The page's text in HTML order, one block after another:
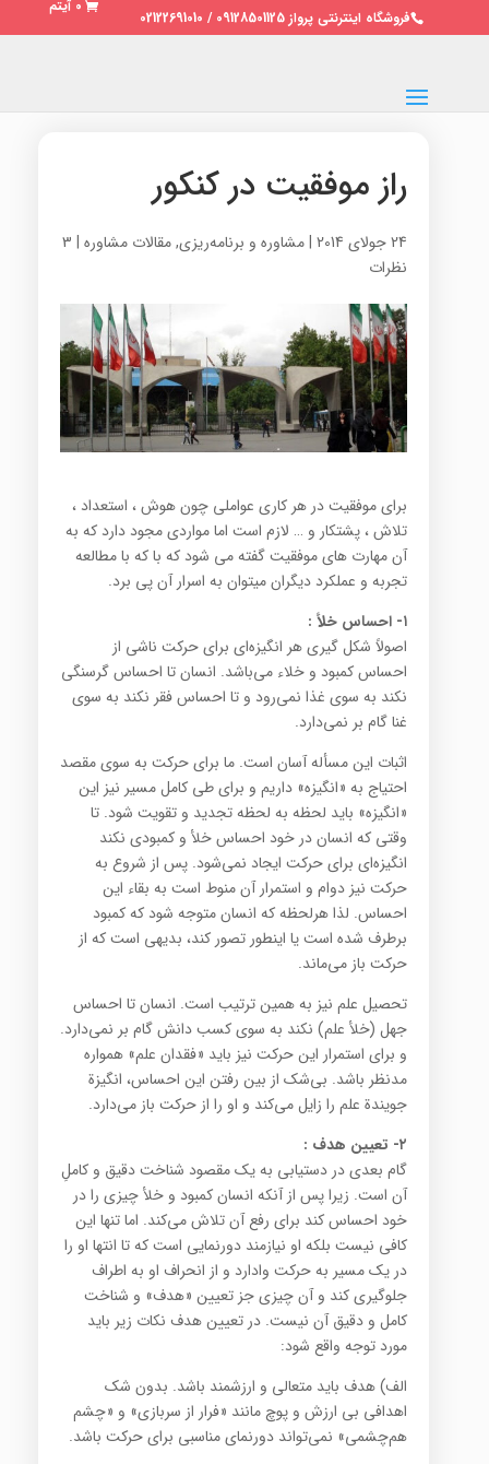
فروشگاه اینترنتی پرواز 09128501125 / 02122691010
0 آیتم
راز موفقیت در کنکور
24 جولای 2014 |مشاوره و برنامه‌ریزی,مقالات مشاوره|
3
نظرات
برای موفقیت در هر کاری عواملی چون هوش ، استعداد ،
تلاش ، پشتکار و … لازم است اما مواردی مجود دارد که به
آن مهارت های موفقیت گفته می شود که با که با مطالعه
تجربه و عملکرد دیگران میتوان به اسرار آن پی برد.
۱- احساس خلأ :
اصولاً شکل گیری هر انگیزه‌ای برای حرکت ناشی از
احساس کمبود و خلاء می‌باشد. انسان تا احساس گرسنگی
نکند به سوی غذا نمی‌رود و تا احساس فقر نکند به سوی
غنا گام بر نمی‌دارد.
اثبات این مسأله آسان است. ما برای حرکت به سوی مقصد
احتیاج به «انگیزه» داریم و برای طی کامل مسیر نیز این
«انگیزه» باید لحظه به لحظه تجدید و تقویت شود. تا
وقتی که انسان در خود احساس خلأ و کمبودی نکند
انگیزه‌ای برای حرکت ایجاد نمی‌شود. پس از شروع به
حرکت نیز دوام و استمرار آن منوط است به بقاء این
احساس. لذا هرلحظه که انسان متوجه شود که کمبود
برطرف شده است یا اینطور تصور کند، بدیهی است که از
حرکت باز می‌ماند.
تحصیل علم نیز به همین ترتیب است. انسان تا احساس
جهل (خلأ علم) نکند به سوی کسب دانش گام بر نمی‌دارد.
و برای استمرار این حرکت نیز باید «فقدان علم» همواره
مدنظر باشد. بی‌شک از بین رفتن این احساس، انگیزة
جویندة علم را زایل می‌کند و او را از حرکت باز می‌دارد.
۲- تعیین هدف :
گام بعدی در دستیابی به یک مقصود شناخت دقیق و کامل‌ِ
آن است. زیرا پس از آنکه انسان کمبود و خلأ چیزی را در
خود احساس ‌کند برای رفع آن تلاش می‌کند. اما تنها این
کافی نیست بلکه او نیازمند دورنمایی است که تا انتها او را
در یک مسیر به حرکت وادارد و از انحراف او به اطراف
جلوگیری کند و آن چیزی جز تعیین «هدف» و شناخت
کامل و دقیق آن نیست. در تعیین هدف نکات زیر باید
مورد توجه واقع شود:
الف) هدف باید متعالی و ارزشمند باشد. بدون شک
اهدافی بی ارزش و پوچ مانند «فرار از سربازی» و «چشم
هم‌چشمی» نمی‌تواند دورنمای مناسبی برای حرکت باشد.